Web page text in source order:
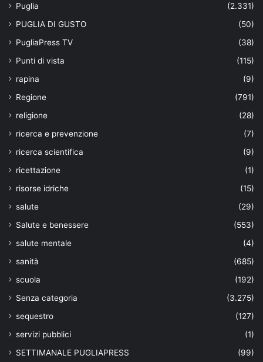
Puglia
(2.331)
PUGLIA DI GUSTO
(50)
PugliaPress TV
(38)
Punti di vista
(115)
rapina
(9)
Regione
(791)
religione
(28)
ricerca e prevenzione
(7)
ricerca scientifica
(9)
ricettazione
(1)
risorse idriche
(15)
salute
(29)
Salute e benessere
(553)
salute mentale
(4)
sanità
(685)
scuola
(192)
Senza categoria
(3.275)
sequestro
(127)
servizi pubblici
(1)
SETTIMANALE PUGLIAPRESS
(99)